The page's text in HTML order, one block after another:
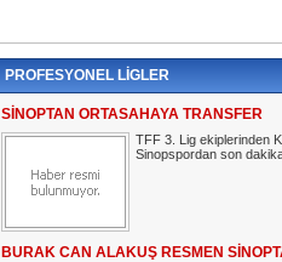
PROFESYONEL LİGLER
SİNOPTAN ORTASAHAYA TRANSFER
TFF 3. Lig ekiplerinden
Sinopspordan son
BURAK CAN ALAKUŞ RESMEN